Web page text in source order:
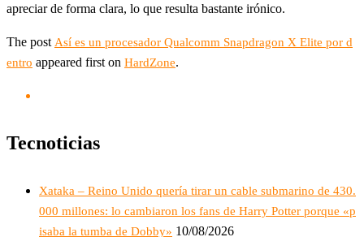
apreciar de forma clara, lo que resulta bastante irónico.
The post Así es un procesador Qualcomm Snapdragon X Elite por d
entro appeared first on HardZone.
Tecnoticias
Xataka – Reino Unido quería tirar un cable submarino de 430.
000 millones: lo cambiaron los fans de Harry Potter porque «p
isaba la tumba de Dobby» 10/08/2026